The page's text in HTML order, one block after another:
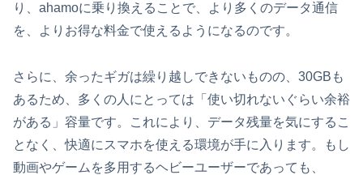
り、ahamoに乗り換えることで、より多くのデータ通信
を、よりお得な料金で使えるようになるのです。
さらに、余ったギガは繰り越しできないものの、30GBも
あるため、多くの人にとっては「使い切れないぐらい余裕
がある」容量です。これにより、データ残量を気にするこ
となく、快適にスマホを使える環境が手に入ります。もし
動画やゲームを多用するヘビーユーザーであっても、